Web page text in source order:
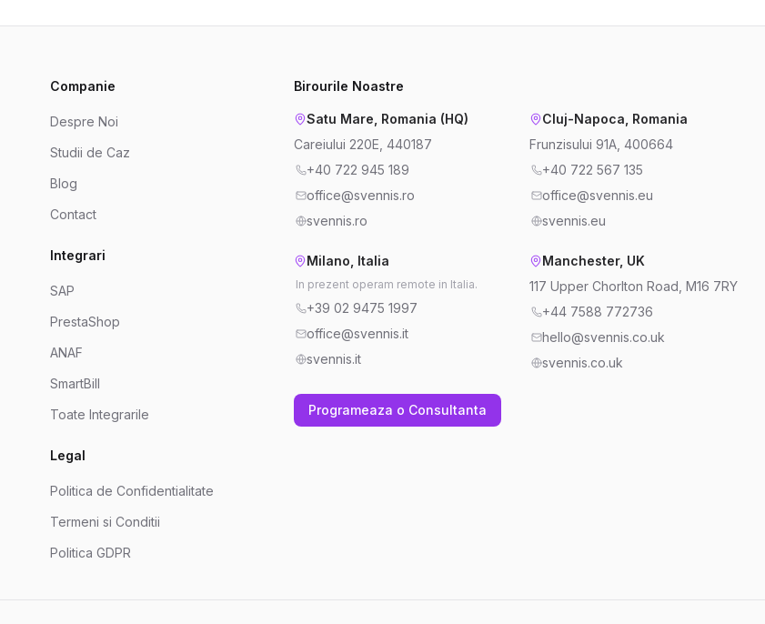
Companie
Despre Noi
Studii de Caz
Blog
Contact
Integrari
SAP
PrestaShop
ANAF
SmartBill
Toate Integrarile
Legal
Politica de Confidentialitate
Termeni si Conditii
Politica GDPR
Birourile Noastre
Satu Mare, Romania (HQ)
Careiului 220E, 440187
+40 722 945 189
office@svennis.ro
svennis.ro
Cluj-Napoca, Romania
Frunzisului 91A, 400664
+40 722 567 135
office@svennis.eu
svennis.eu
Milano, Italia
In prezent operam remote in Italia.
+39 02 9475 1997
office@svennis.it
svennis.it
Manchester, UK
117 Upper Chorlton Road, M16 7RY
+44 7588 772736
hello@svennis.co.uk
svennis.co.uk
Programeaza o Consultanta